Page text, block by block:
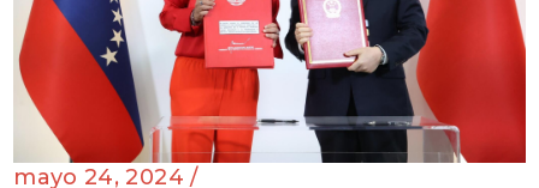
mayo 24, 2024 /